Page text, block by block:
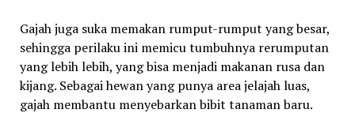
Gajah juga suka memakan rumput-rumput yang besar,
sehingga perilaku ini memicu tumbuhnya rerumputan
yang lebih lebih, yang bisa menjadi makanan rusa dan
kijang. Sebagai hewan yang punya area jelajah luas,
gajah membantu menyebarkan bibit tanaman baru.